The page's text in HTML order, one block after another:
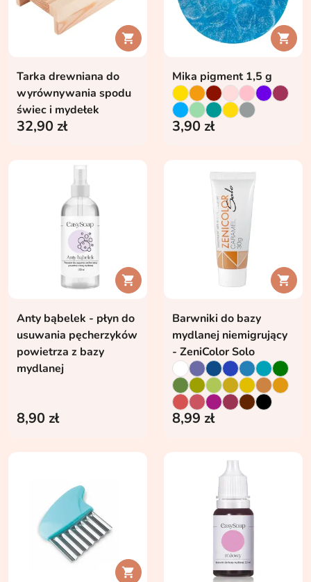

Tarka drewniana do
wyrównywania spodu
świec i mydełek
32,90 zł

Mika pigment 1,5 g
3,90 zł

Anty bąbelek - płyn do
usuwania pęcherzyków
powietrza z bazy
mydlanej
8,90 zł

Barwniki do bazy
mydlanej niemigrujący
- ZeniColor Solo
8,99 zł
